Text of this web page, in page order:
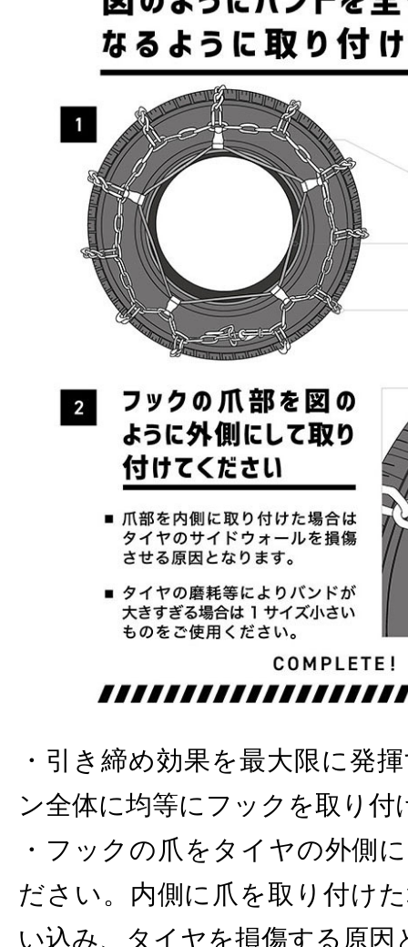
・引き締め効果を最大限に発
ン全体に均等にフックを取り付
・フックの爪をタイヤの外側
ださい。内側に爪を取り付け
い込み、タイヤを損傷する原因